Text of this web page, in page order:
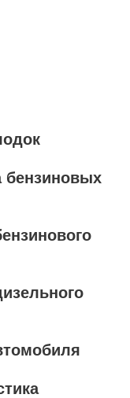
бензиновых